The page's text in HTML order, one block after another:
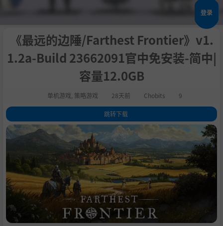
登录
《最远的边陲/Farthest Frontier》v1.
1.2a-Build 23662091官中免安装-简中|
容量12.0GB
单机游戏 策略游戏 28天前 Chobits 9
跳转下载
1.评测
2
系统需求
.支持作者
6.说明
学习